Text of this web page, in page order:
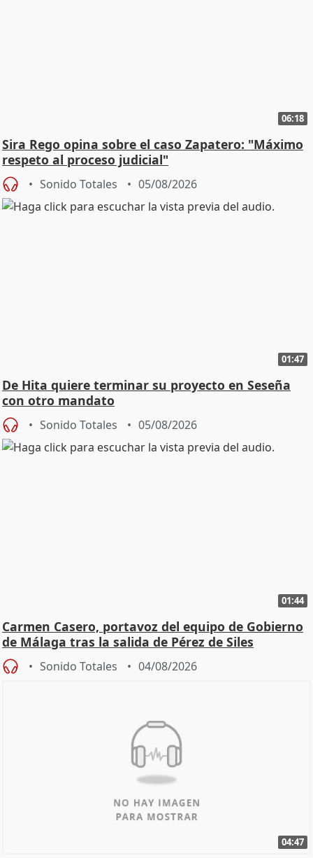
06:18
Sira Rego opina sobre el caso Zapatero: "Máximo
respeto al proceso judicial"
Sonido Totales 05/08/2026
01:47
De Hita quiere terminar su proyecto en Seseña
con otro mandato
Sonido Totales 05/08/2026
01:44
Carmen Casero, portavoz del equipo de Gobierno
de Málaga tras la salida de Pérez de Siles
Sonido Totales 04/08/2026
04:47